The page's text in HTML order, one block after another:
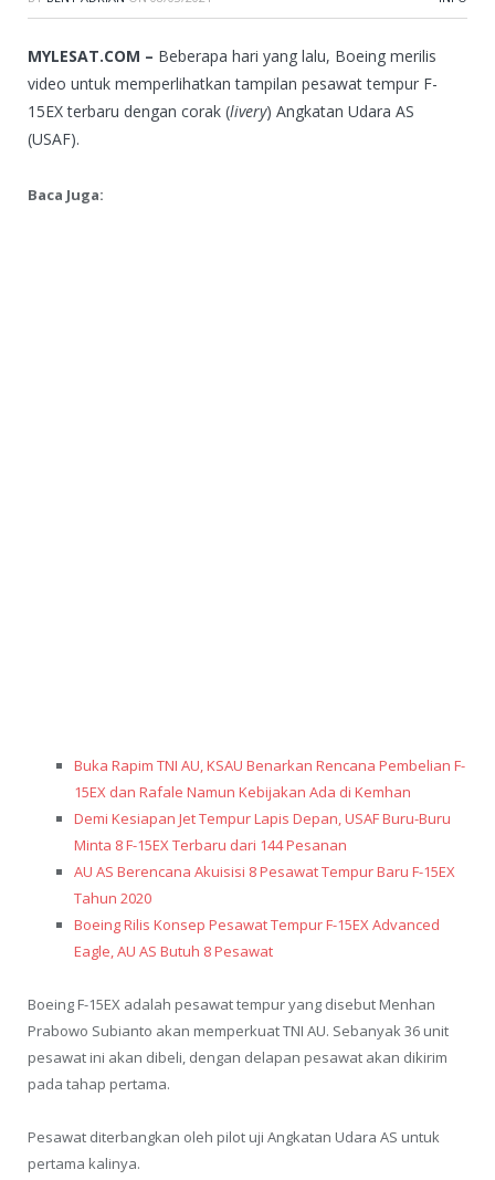
MYLESAT.COM – Beberapa hari yang lalu, Boeing merilis
video untuk memperlihatkan tampilan pesawat tempur F-
15EX terbaru dengan corak (livery) Angkatan Udara AS
(USAF).
Baca Juga:
Buka Rapim TNI AU, KSAU Benarkan Rencana Pembelian F-
15EX dan Rafale Namun Kebijakan Ada di Kemhan
Demi Kesiapan Jet Tempur Lapis Depan, USAF Buru-Buru
Minta 8 F-15EX Terbaru dari 144 Pesanan
AU AS Berencana Akuisisi 8 Pesawat Tempur Baru F-15EX
Tahun 2020
Boeing Rilis Konsep Pesawat Tempur F-15EX Advanced
Eagle, AU AS Butuh 8 Pesawat
Boeing F-15EX adalah pesawat tempur yang disebut Menhan
Prabowo Subianto akan memperkuat TNI AU. Sebanyak 36 unit
pesawat ini akan dibeli, dengan delapan pesawat akan dikirim
pada tahap pertama.
Pesawat diterbangkan oleh pilot uji Angkatan Udara AS untuk
pertama kalinya.